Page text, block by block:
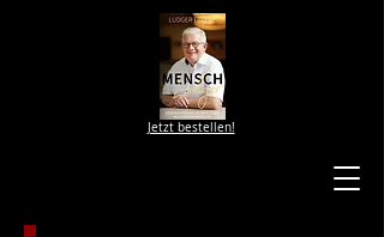
Jetzt bestellen!